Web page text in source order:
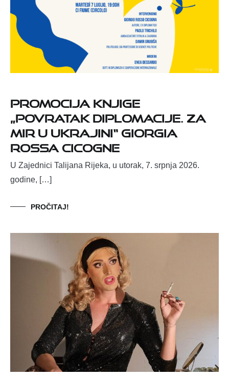
Promocija knjige
„Povratak diplomacije. Za
mir u Ukrajini“ Giorgia
Rossa Cicogne
U Zajednici Talijana Rijeka, u utorak, 7. srpnja 2026.
godine, […]
PROČITAJ!